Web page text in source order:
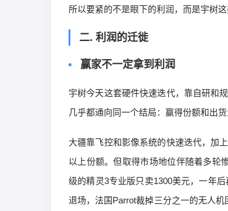
所以要紧的不是眼下的利润，而是宇树
二. 利润的迁徙
赢家不一定拿到利润
宇树今天这套硬件快速迭代，靠自研和
几乎都通向同一个结局：赢得份额和出
大疆靠飞控和影像系统的快速迭代，加
以上份额。但取得市场地位伴随着多轮
级的精灵3专业版只卖1300美元，一年
退场，法国Parrot裁掉三分之一的无人